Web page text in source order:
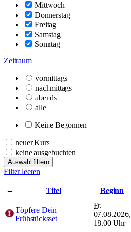
Mittwoch
Donnerstag
Freitag
Samstag
Sonntag
Zeitraum
vormittags
nachmittags
abends
alle
Keine Begonnen
neuer Kurs
keine ausgebuchten
Auswahl filtern
Filter leeren
– Titel Beginn
Töpfere Dein
Frühstücksset
Fr.
07.08.2026,
18.00 Uhr